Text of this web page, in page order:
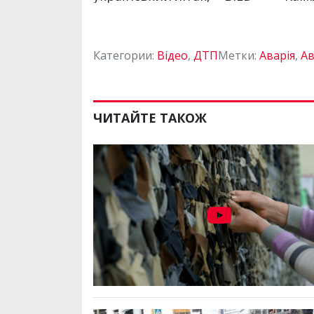
Категории: Відео, ДТПМетки: Аварія,
ЧИТАЙТЕ ТАКОЖ